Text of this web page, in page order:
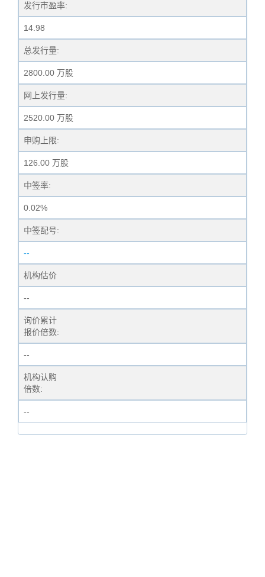
发行市盈率:
14.98
总发行量:
2800.00 万股
网上发行量:
2520.00 万股
申购上限:
126.00 万股
中签率:
0.02%
中签配号:
--
机构估价
--
询价累计
报价倍数:
--
机构认购
倍数:
--